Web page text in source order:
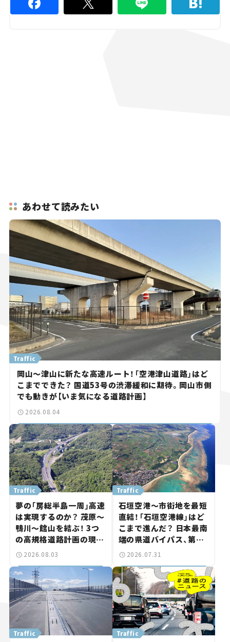
あわせて読みたい
Traffic
岡山～津山に新たな高速ルート！「空港津山道路」はど
こまでできた？ 国道53号の渋滞緩和に期待。岡山市側
でも動きが【いま気になる道路計画】
2026.08.04
Traffic
夢の「房総半島一周」高速
は実現するのか？ 茂原～
鴨川～館山を結ぶ！ 3つ
の高規格道路計画の現
状。「館山鴨川道路」で検
路計画】
2026.08.03
Traffic
石垣空港～市街地を最短
直結！「石垣空港線」はど
こまで進んだ？ 日本最南
端の県道バイパス、第2
工区も延伸開通 【いま気
2026.07.31
Traffic Traffic